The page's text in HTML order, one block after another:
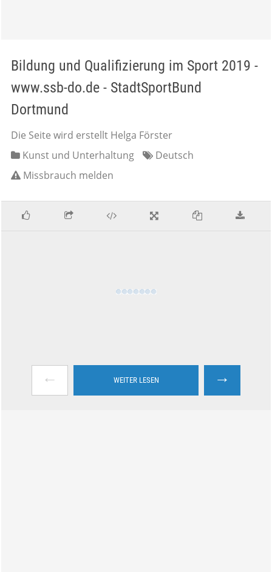
Bildung und Qualifizierung im Sport 2019 -
www.ssb-do.de - StadtSportBund
Dortmund
Die Seite wird erstellt Helga Förster
Kunst und Unterhaltung
Deutsch
Missbrauch melden
← WEITER LESEN →